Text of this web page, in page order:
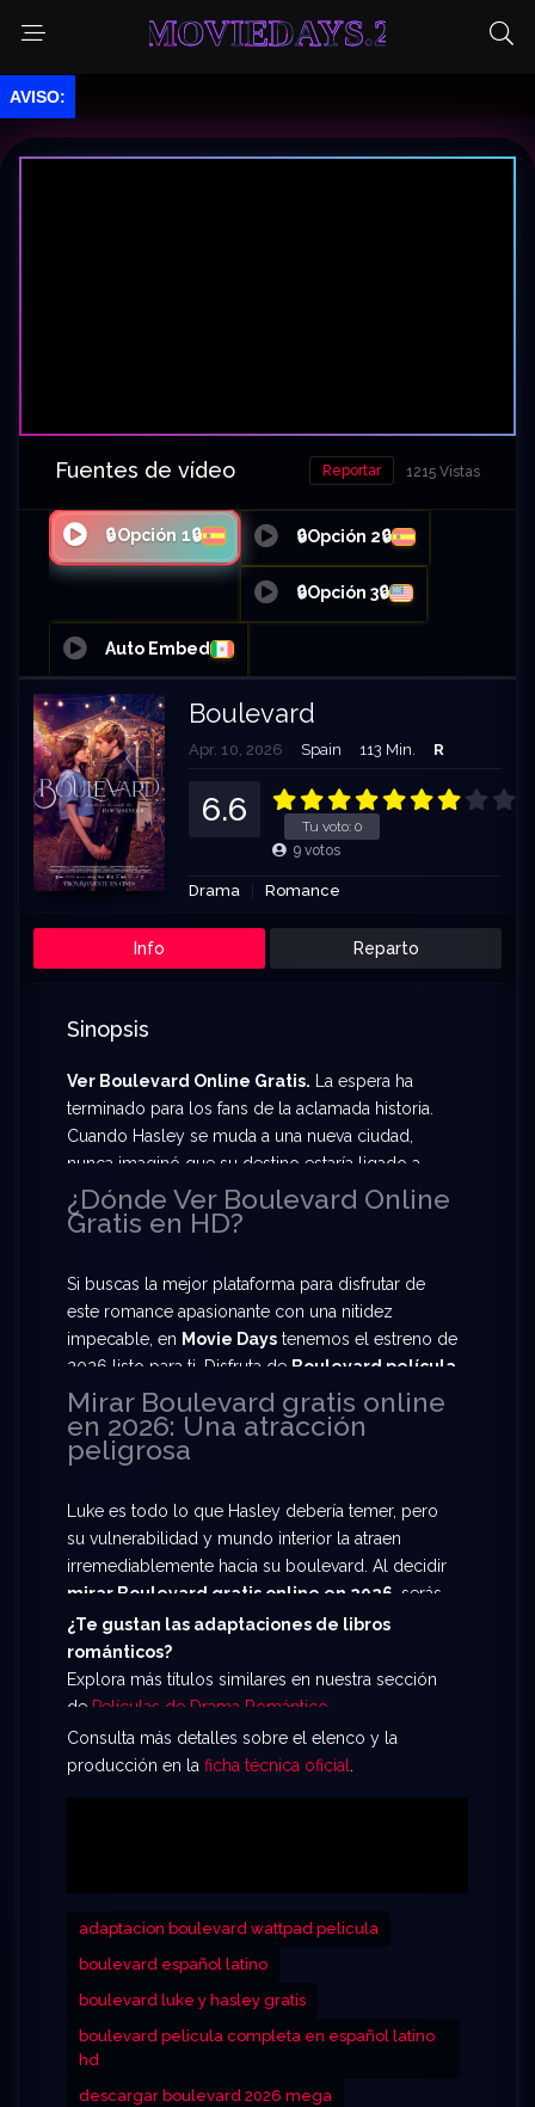
MOVIEDAYS.2
Fuentes de vídeo 1215 Vistas
Reportar
🔒Opción 1🔒 🔒Opción 2🔒
🔒Opción 3🔒
Auto Embed
Boulevard
Apr. 10, 2026 Spain 113 Min. R
Tu voto: 0
6.6
9 votos
Drama Romance
Info Reparto
Sinopsis
Ver Boulevard Online Gratis. La espera ha
terminado para los fans de la aclamada historia.
Cuando Hasley se muda a una nueva ciudad,
nunca imaginó que su destino estaría ligado a
Luke, un joven marcado por un pasado trágico y
una naturaleza peligrosa. Prepárate para
un amor que desafía todas las advertencias.
¿Dónde Ver Boulevard Online
Gratis en HD?
Si buscas la mejor plataforma para disfrutar de
este romance apasionante con una nitidez
impecable, en Movie Days tenemos el estreno de
2026 listo para ti. Disfruta de Boulevard película
completa HD y déjate atrapar por la química
entre Luke y Hasley. Te ofrecemos la oportunidad
de disfrutar deBoulevard en español latino
emoción no se detenga.
Mirar Boulevard gratis online
en 2026: Una atracción
peligrosa
Luke es todo lo que Hasley debería temer, pero
su vulnerabilidad y mundo interior la atraen
irremediablemente hacia su boulevard. Al decidir
mirar Boulevard gratis online en 2026 , serás
testigo de cómo ambos intentan navegar entre las
sombras y los demonios personales. No te
pierdas esta adaptación inolvidable. Prepárate para
ver Boulevard sin cortesy descubre si el amor
es suficiente para salvarlos de su propia tragedia.
¿Te gustan las adaptaciones de libros
románticos?
Explora más títulos similares en nuestra sección
de Películas de Drama Romántico
Consulta más detalles sobre el elenco y la
producción en la ficha técnica oficial
adaptacion boulevard wattpad pelicula
boulevard español latino
boulevard luke y hasley gratis
boulevard pelicula completa en español latino
hd
descargar boulevard 2026 mega